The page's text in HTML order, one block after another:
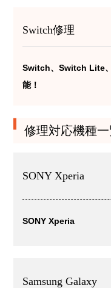
Switch修理
Switch、Switch Lite
能！
修理対応機種
SONY Xperia
SONY Xperia
Samsung Galaxy